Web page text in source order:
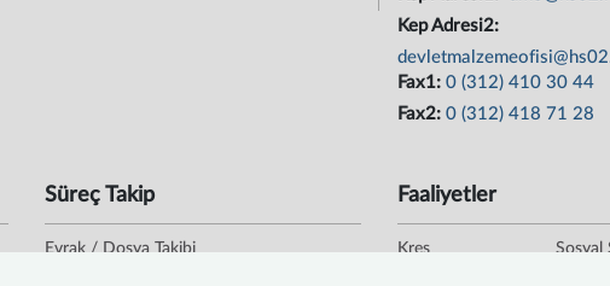
Kep Adresi2:
Fax1: 0 (312) 410 30 44
Fax2: 0 (312) 418 71 28
Süreç Takip
Evrak / Dosya Takibi
Faaliyetler
Kreş
Sosyal